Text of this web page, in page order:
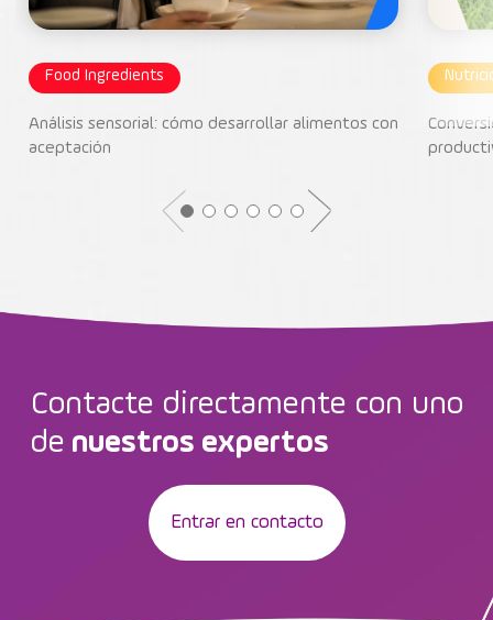
Food Ingredients
Análisis sensorial: cómo desarrollar alimentos con
aceptación
Contacte directamente con uno
de nuestros expertos
Entrar en contacto